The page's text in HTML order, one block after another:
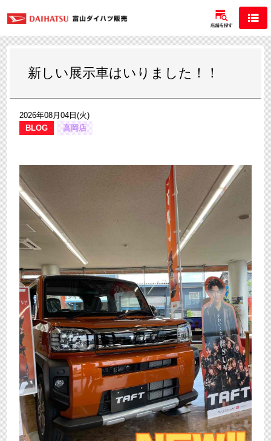
新しい展示車はいりました！！
2026年08月04日(火)
BLOG
高岡店